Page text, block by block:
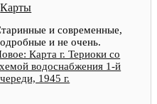
Карты
и современные,
и не очень.
Карта г. Териоки со
водоснабжения 1-й
1945 г.